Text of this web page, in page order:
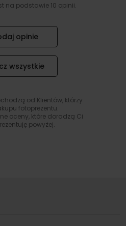
na podstawie 10 opinii.
opinie
wszystkie
od Klientów, którzy
fotoprezentu.
oceny, które doradzą Ci
powyżej.